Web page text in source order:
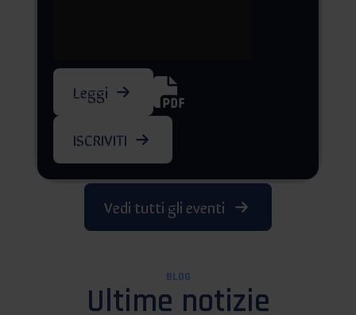
Leggi
ISCRIVITI
Vedi tutti gli eventi
BLOG
Ultime notizie